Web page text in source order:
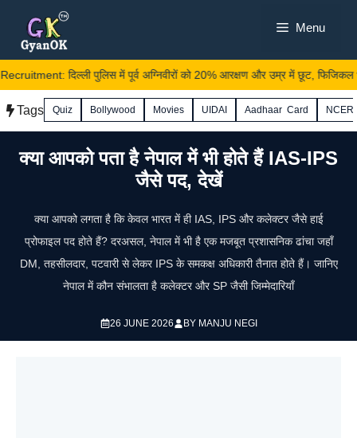
content
Menu
दिल्ली पुलिस में पूर्व अग्निवीरों को 20% आरक्षण और उम्र में छूट, फिजिकल भी
Tags Quiz Bollywood Movies UIDAI Aadhaar Card
क्या आपको पता है नेपाल में भी होते हैं IAS-IPS
जैसे पद, देखें
क्या आपको लगता है कि केवल भारत में ही IAS, IPS और कलेक्टर जैसे हाई
प्रोफाइल पद होते हैं? दरअसल, नेपाल में भी है एक मजबूत प्रशासनिक ढांचा जहाँ
DM, तहसीलदार, पटवारी से लेकर IPS के समकक्ष अधिकारी तैनात होते हैं। जानिए
नेपाल में कौन संभालता है कलेक्टर और SP जैसी जिम्मेदारियाँ
26 JUNE 2026 BY MANJU NEGI